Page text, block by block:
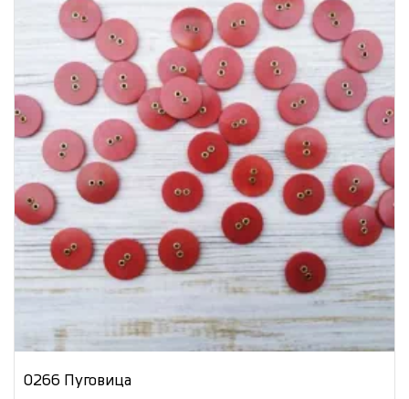
0266 Пуговица